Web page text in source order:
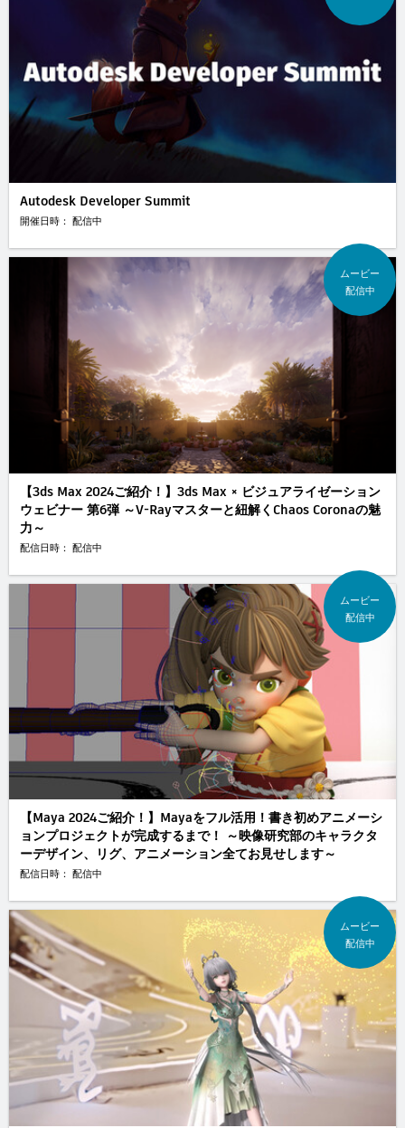
Autodesk Developer Summit
開催日時： 配信中
ムービー
配信中
【3ds Max 2024ご紹介！】3ds Max × ビジュアライゼーション
ウェビナー 第6弾 ～V-Rayマスターと紐解くChaos Coronaの魅
力～
配信日時： 配信中
ムービー
配信中
【Maya 2024ご紹介！】Mayaをフル活用！書き初めアニメーシ
ョンプロジェクトが完成するまで！ ～映像研究部のキャラクタ
ーデザイン、リグ、アニメーション全てお見せします～
配信日時： 配信中
ムービー
配信中